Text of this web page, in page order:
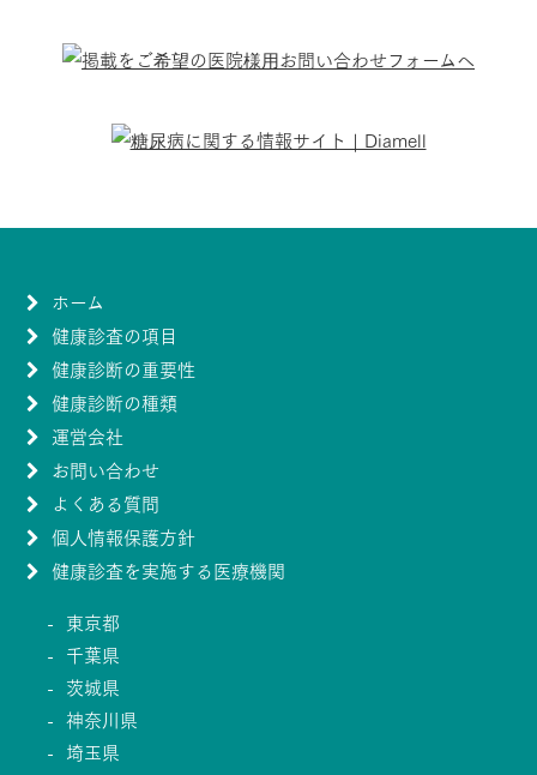
ホーム
健康診査の項目
健康診断の重要性
健康診断の種類
運営会社
お問い合わせ
よくある質問
個人情報保護方針
健康診査を実施する医療機関
東京都
千葉県
茨城県
神奈川県
埼玉県